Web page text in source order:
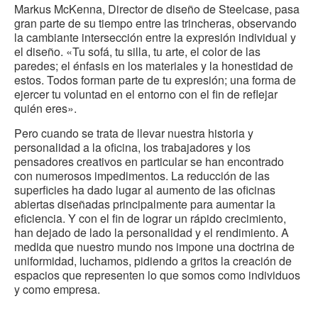
Markus McKenna, Director de diseño de Steelcase, pasa
gran parte de su tiempo entre las trincheras, observando
la cambiante intersección entre la expresión individual y
el diseño. «Tu sofá, tu silla, tu arte, el color de las
paredes; el énfasis en los materiales y la honestidad de
estos. Todos forman parte de tu expresión; una forma de
ejercer tu voluntad en el entorno con el fin de reflejar
quién eres».
Pero cuando se trata de llevar nuestra historia y
personalidad a la oficina, los trabajadores y los
pensadores creativos en particular se han encontrado
con numerosos impedimentos. La reducción de las
superficies ha dado lugar al aumento de las oficinas
abiertas diseñadas principalmente para aumentar la
eficiencia. Y con el fin de lograr un rápido crecimiento,
han dejado de lado la personalidad y el rendimiento. A
medida que nuestro mundo nos impone una doctrina de
uniformidad, luchamos, pidiendo a gritos la creación de
espacios que representen lo que somos como individuos
y como empresa.